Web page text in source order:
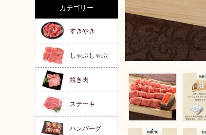
カテゴリー
すきやき
しゃぶしゃぶ
焼き肉
ステーキ
ハンバーグ